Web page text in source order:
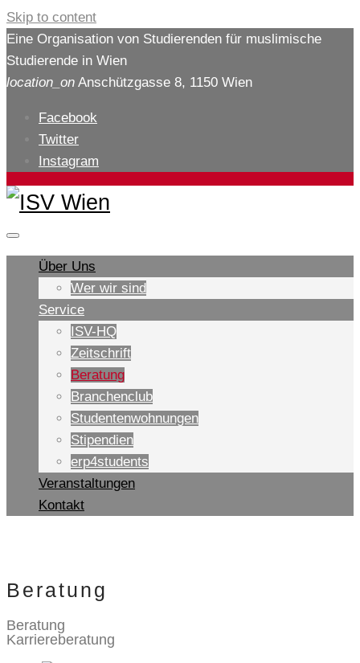
Skip to content
Eine Organisation von Studierenden für muslimische
Studierende in Wien
location_on Anschützgasse 8, 1150 Wien
Facebook
Twitter
Instagram
Über Uns
Wer wir sind
Service
ISV-HQ
Zeitschrift
Beratung
Branchenclub
Studentenwohnungen
Stipendien
erp4students
Veranstaltungen
Kontakt
Beratung
Beratung
Karriereberatung